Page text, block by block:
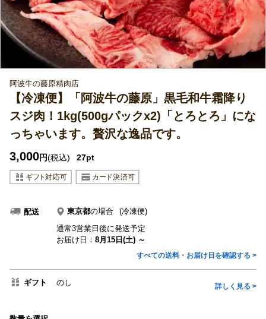
阿波牛の藤原精肉店
【冷凍便】「阿波牛の藤原」黒毛和牛霜降り
スジ肉！1kg(500gパックx2)「とろとろ」にな
っちゃいます。贅沢な逸品です。
3,000円(税込) 27pt
配送 東京都の場合
(冷凍便)
通常3営業日後に発送予定
お届け日： 8月15日(土) ～
すべての送料・お届け日を確認する >
ギフト のし 詳しく見る >